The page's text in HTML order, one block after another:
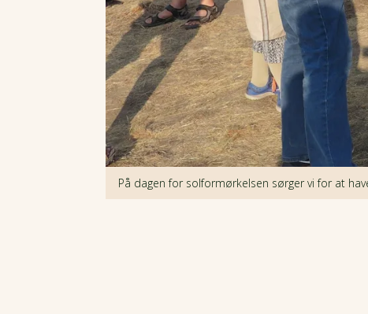
På dagen for solformørkelsen sørger vi for at